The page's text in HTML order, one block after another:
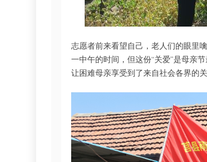
志愿者前来看望自己，老人们的眼里
一中午的时间，但这份“关爱”是母亲
让困难母亲享受到了来自社会各界的关